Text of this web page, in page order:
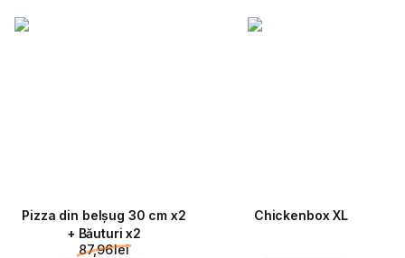
Pizza din belșug 30 cm x2
+ Băuturi x2
87,96 lei
Chickenbox XL